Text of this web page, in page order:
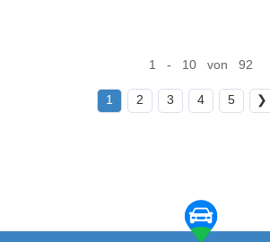
1 - 10 von 92
1 2 3 4 5 ❯